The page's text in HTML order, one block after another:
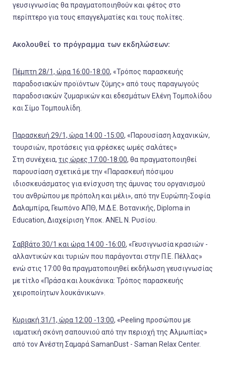
γευσιγνωσίας θα πραγματοποιηθούν και φέτος στο
περίπτερο για τους επαγγελματίες και τους πολίτες.
Ακολουθεί το πρόγραμμα των εκδηλώσεων:
Πέμπτη 28/1, ώρα 16:00-18:00, «Τρόπος παρασκευής
παραδοσιακών προϊόντων ζύμης» από τους παραγωγούς
παραδοσιακών ζυμαρικών και εδεσμάτων Ελένη Τομπολίδου
και Σίμο Τομπουλίδη.
Παρασκευή 29/1, ώρα 14:00 -15:00, «Παρουσίαση λαχανικών,
τουρσιών, προτάσεις για φρέσκες ωμές σαλάτες»
Στη συνέχεια, τις ώρες 17:00-18:00, θα πραγματοποιηθεί
παρουσίαση σχετικά με την «Παρασκευή πόσιμου
ιδιοσκευάσματος για ενίσχυση της άμυνας του οργανισμού
του ανθρώπου με πρόπολη και μέλι», από την Ευρώπη-Σοφία
Δαλαμπίρα, Γεωπόνο ΑΠΘ, Μ.Δ.Ε. Βοτανικής, Diploma in
Education, Διαχείριση Yποκ. ANEL Ν. Ρυσίου.
Σαββάτο 30/1 και ώρα 14:00 -16:00, «Γευσιγνωσία κρασιών -
αλλαντικών και τυριών που παράγονται στην Π.Ε. Πέλλας»
ενώ στις 17:00 θα πραγματοποιηθεί εκδήλωση γευσιγνωσίας
με τίτλο «Πράσα και λουκάνικα: Τρόπος παρασκευής
χειροποίητων λουκάνικων».
Κυριακή 31/1, ώρα 12:00 -13:00, «Peeling προσώπου με
ιαματική σκόνη σαπουνιού από την περιοχή της Αλμωπίας»
από τον Ανέστη Σαμαρά SamanDust - Saman Relax Center.